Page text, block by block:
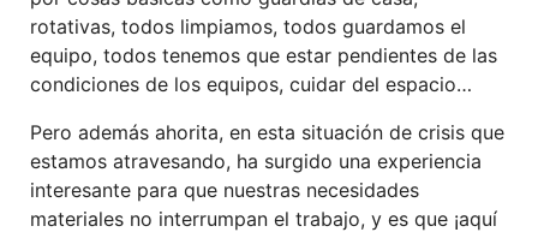
rotativas, todos limpiamos, todos guardamos el
equipo, todos tenemos que estar pendientes de las
condiciones de los equipos, cuidar del espacio…
Pero además ahorita, en esta situación de crisis que
estamos atravesando, ha surgido una experiencia
interesante para que nuestras necesidades
materiales no interrumpan el trabajo, y es que ¡aquí